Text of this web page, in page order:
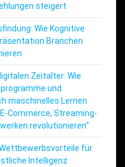
steigert
Wie Kognitive
Branchen
Zeitalter: Wie
und
maschinelles Lernen
Commerce, Streaming-
revolutionieren“
für
Intelligenz